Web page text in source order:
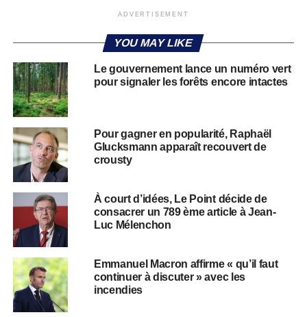
ADVERTISEMENT
YOU MAY LIKE
Le gouvernement lance un numéro vert
pour signaler les forêts encore intactes
Pour gagner en popularité, Raphaël
Glucksmann apparaît recouvert de
crousty
À court d’idées, Le Point décide de
consacrer un 789 ème article à Jean-
Luc Mélenchon
Emmanuel Macron affirme « qu’il faut
continuer à discuter » avec les
incendies